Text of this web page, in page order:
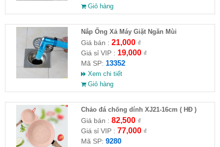
Giỏ hàng
Nắp Ống Xả Máy Giặt Ngăn Mùi
Giá bán : 21,000₫
Giá sỉ VIP : 19,000₫
Mã SP: 13352
Xem chi tiết
Giỏ hàng
Chảo đá chống dính XJ21-16cm ( HĐ )
Giá bán : 82,500₫
Giá sỉ VIP : 77,000₫
Mã SP: 9280